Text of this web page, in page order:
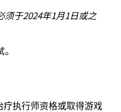
须于2024年1月1日或之
执行师资格或取得游戏